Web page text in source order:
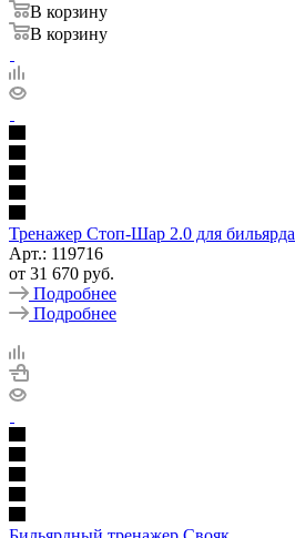
В корзину
В корзину
Тренажер Стоп-Шар 2.0 для бильярда
Арт.: 119716
от 31 670 руб.
Подробнее
Подробнее